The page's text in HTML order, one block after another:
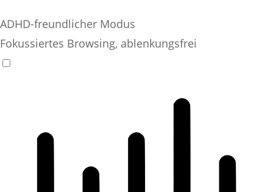
ADHD-freundlicher Modus
Fokussiertes Browsing, ablenkungsfrei